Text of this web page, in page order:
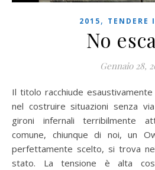
2015, TENDERE
No
Gennaio 28,
Il titolo racchiude esaustivamente il film. No escape gioca
nel costruire situazioni senza
gironi infernali terribilmente
comune, chiunque di noi, un
perfettamente scelto, si trova
stato. La tensione è alta